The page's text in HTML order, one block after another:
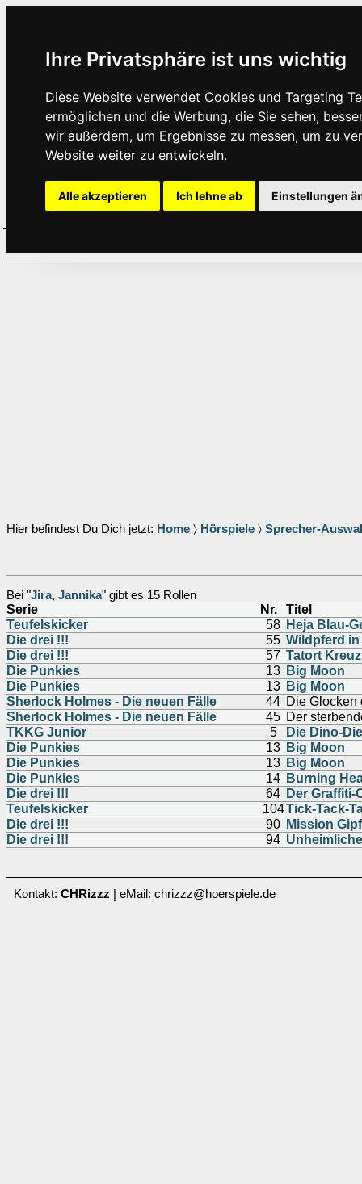
Ihre Privatsphäre ist uns wichtig
Diese Website verwendet Cookies und Targeting
ermöglichen und die Werbung, die Sie sehen,
wir außerdem, um Ergebnisse zu messen, um zu
Website weiter zu entwickeln.
Alle akzeptieren Ich lehne ab Einstellungen
Hier befindest Du Dich jetzt: Home 〉 Hörspiele 〉 Sprecher-
Bei "Jira, Jannika" gibt es 15 Rollen
Serie Nr.
Titel
Teufelskicker
58 Heja Blau-
Die drei !!!
55 Wildpferd in
Die drei !!!
57 Tatort
Die Punkies
13 Big Moon
Die Punkies
13 Big Moon
Sherlock Holmes - Die neuen Fälle
44 Die Glocken
Sherlock Holmes - Die neuen Fälle
45 Der
TKKG Junior
5
Die Dino-
Die Punkies
13 Big Moon
Die Punkies
13 Big Moon
Die Punkies
14 Burning
Die drei !!!
64 Der Graffiti-
Teufelskicker
104Tick-Tack-
Die drei !!!
90 Mission
Die drei !!!
94
Kontakt: CHRizzz | eMail: chrizzz@hoerspiele.de